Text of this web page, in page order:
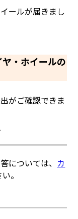
ールが届きまし
・ホイールの
がご確認できま
については、 カ
。